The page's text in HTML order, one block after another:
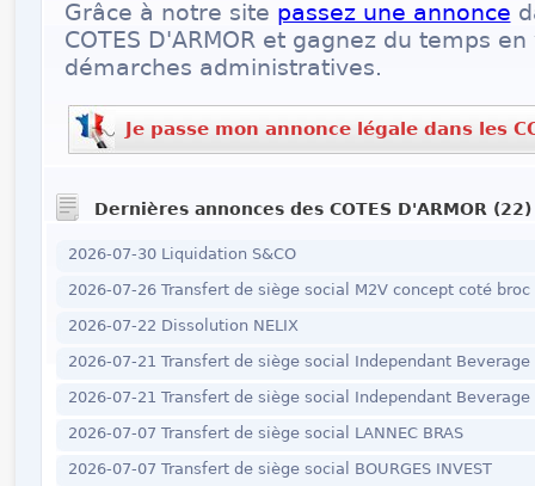
Grâce à notre site passez une annonce
COTES D'ARMOR et gagnez du temps
démarches administratives.
Je passe mon annonce légale dans les
Dernières annonces des COTES D'ARMOR (22)
2026-07-30 Liquidation S&CO
2026-07-26 Transfert de siège social M2V concept coté broc
2026-07-22 Dissolution NELIX
2026-07-21 Transfert de siège social Independant Beverage
2026-07-21 Transfert de siège social Independant Beverage
2026-07-07 Transfert de siège social LANNEC BRAS
2026-07-07 Transfert de siège social BOURGES INVEST